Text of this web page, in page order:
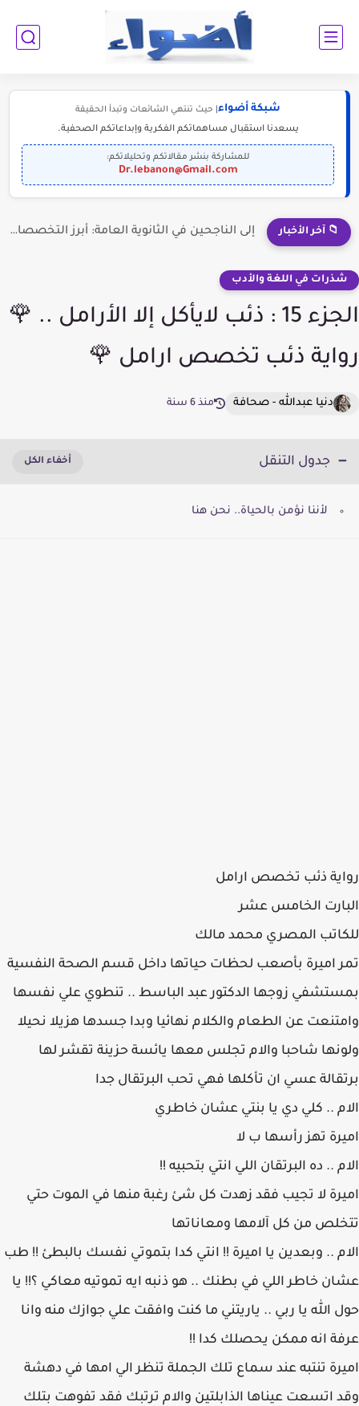
شبكة أضواء | حيث تنتهي الشائعات وتبدأ الحقيقة
يسعدنا استقبال مساهماتكم الفكرية وإبداعاتكم الصحفية.
للمشاركة بنشر مقالاتكم وتحليلاتكم:
Dr.lebanon@Gmail.com
📁 آخر الأخبار إلى الناجحين في الثانوية العامة: أبرز التخصصات المطلوبة للمستقبل (2030-2050)
شذرات في اللغة والأدب
الجزء 15 : ذئب لايأكل إلا الأرامل .. 🌹
رواية ذئب تخصص ارامل 🌹
دنيا عبدالله - صحافة منذ 6 سنة
جدول التنقل
لأننا نؤمن بالحياة.. نحن هنا
رواية ذئب تخصص ارامل
البارت الخامس عشر
للكاتب المصري محمد مالك
تمر اميرة بأصعب لحظات حياتها داخل قسم الصحة النفسية
بمستشفي زوجها الدكتور عبد الباسط .. تنطوي علي نفسها
وامتنعت عن الطعام والكلام نهائيا وبدا جسدها هزيلا نحيلا
ولونها شاحبا والام تجلس معها يائسة حزينة تقشر لها
برتقالة عسي ان تأكلها فهي تحب البرتقال جدا
الام .. كلي دي يا بنتي عشان خاطري
اميرة تهز رأسها ب لا
الام .. ده البرتقان اللي انتي بتحبيه !!
اميرة لا تجيب فقد زهدت كل شئ رغبة منها في الموت حتي
تتخلص من كل آلامها ومعاناتها
الام .. وبعدين يا اميرة !! انتي كدا بتموتي نفسك بالبطئ !! طب
عشان خاطر اللي في بطنك .. هو ذنبه ايه تموتيه معاكي ؟!! يا
حول الله يا ربي .. ياريتني ما كنت وافقت علي جوازك منه وانا
عرفة انه ممكن يحصلك كدا !!
اميرة تنتبه عند سماع تلك الجملة تنظر الي امها في دهشة
وقد اتسعت عيناها الذابلتين والام ترتبك فقد تفوهت بتلك